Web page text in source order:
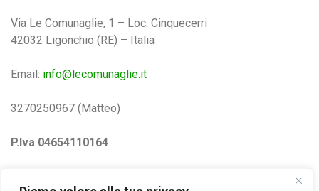
Via Le Comunaglie, 1 – Loc. Cinquecerri
42032 Ligonchio (RE) – Italia
Email: info@lecomunaglie.it
3270250967 (Matteo)
P.Iva 04654110164